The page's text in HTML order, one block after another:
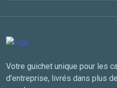
Votre guichet unique pour les
d’entreprise, livrés dans plus